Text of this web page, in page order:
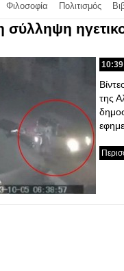
Φιλοσοφία Πολιτισμός
σύλληψη
10:39
της